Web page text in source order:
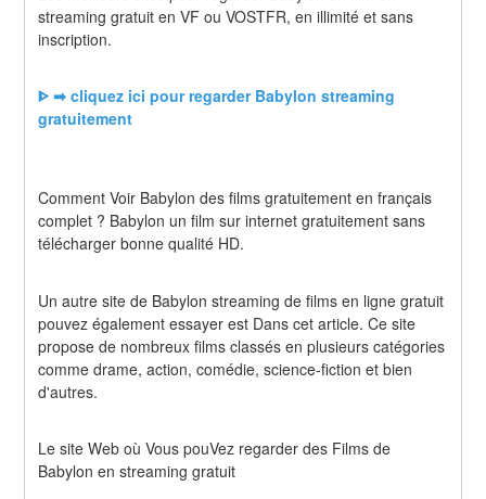
streaming gratuit en VF ou VOSTFR, en illimité et sans
inscription.
ᐈ ➡ cliquez ici pour regarder Babylon streaming
gratuitement
Comment Voir Babylon des films gratuitement en français
complet ? Babylon un film sur internet gratuitement sans
télécharger bonne qualité HD.
Un autre site de Babylon streaming de films en ligne gratuit
pouvez également essayer est Dans cet article. Ce site
propose de nombreux films classés en plusieurs catégories
comme drame, action, comédie, science-fiction et bien
d'autres.
Le site Web où Vous pouVez regarder des Films de
Babylon en streaming gratuit